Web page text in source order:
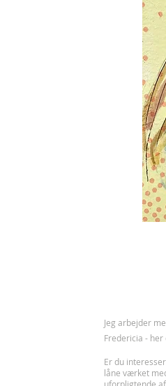
Jeg arbejder
Fredericia -
Er du
låne værket